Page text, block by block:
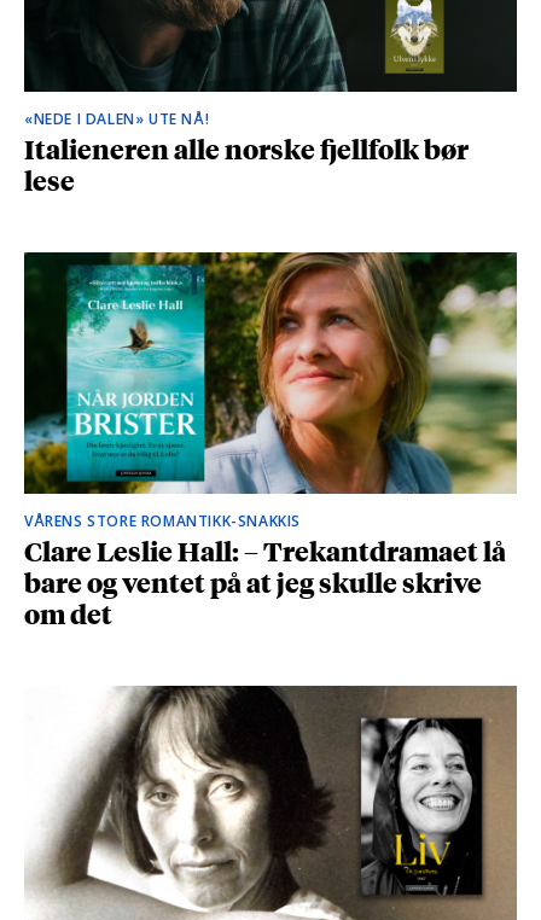
«NEDE I DALEN» UTE NÅ!
Italieneren alle norske fjellfolk bør
lese
VÅRENS STORE ROMANTIKK-SNAKKIS
Clare Leslie Hall: – Trekantdramaet lå
bare og ventet på at jeg skulle skrive
om det